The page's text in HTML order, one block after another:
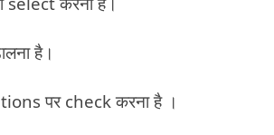
है।
पर check करना है ।